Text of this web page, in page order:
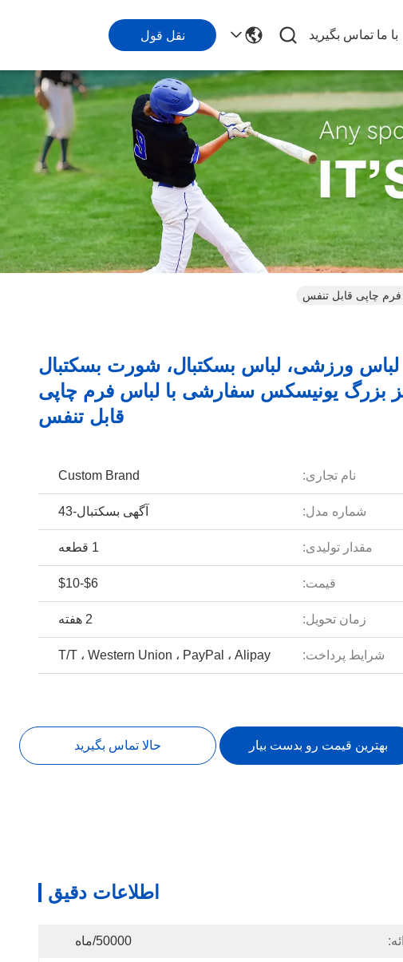
با ما تماس بگیرید نقل قول
چاپی قابل تنفس
لباس ورزشی، لباس بسکتبال، شورت بسکتبال
بزرگ یونیسکس سفارشی با لباس فرم چاپی
قابل تنفس
نام تجاری: Custom Brand
شماره مدل: آگهی بسکتبال-43
مقدار تولیدی: 1 قطعه
قیمت: $6-$10
زمان تحویل: 2 هفته
شرایط پرداخت: T/T ، Western Union ، PayPal ، Alipay
بهترین قیمت رو بدست بیار حالا تماس بگیرید
اطلاعات دقیق
50000/ماه